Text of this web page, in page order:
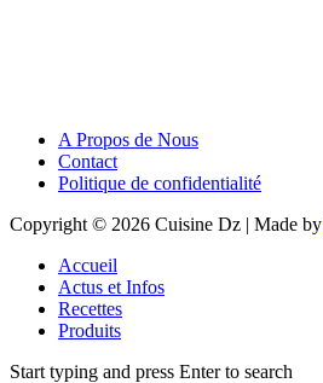
A Propos de Nous
Contact
Politique de confidentialité
Copyright © 2026 Cuisine Dz | Made by
Accueil
Actus et Infos
Recettes
Produits
Start typing and press Enter to search